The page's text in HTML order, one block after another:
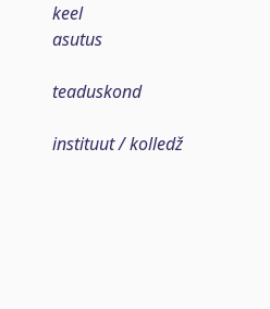
keel
asutus
teaduskond
instituut / kolledž